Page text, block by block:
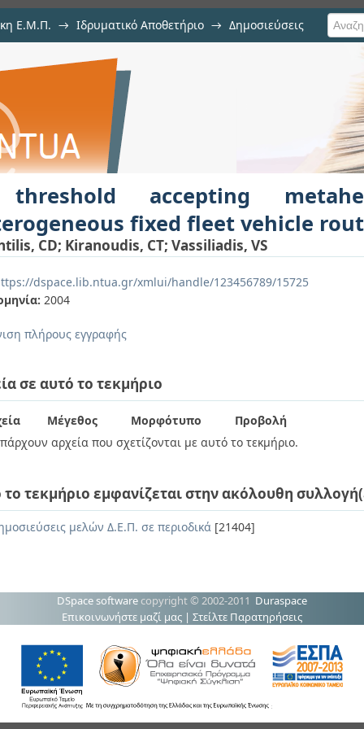
Ε.Μ.Π. → Ιδρυματικό Αποθετήριο → Δημοσιεύσεις
metaheuristic for the
accepting
fixed fleet vehicle
CD; Kiranoudis, CT; Vassiliadis, VS
dspace.lib.ntua.gr/xmlui/handle/123456789/15725
2004
πλήρους εγγραφής
σε αυτό το τεκμήριο
Μέγεθος Μορφότυπο
Προβολή
αρχεία που σχετίζονται με αυτό το τεκμήριο.
το τεκμήριο εμφανίζεται στην ακόλουθη
μελών Δ.Ε.Π. σε περιοδικά [21404]
DSpace software copyright © 2002-2011 Duraspace
Επικοινωνήστε μαζί μας | Στείλτε Παρατηρήσεις